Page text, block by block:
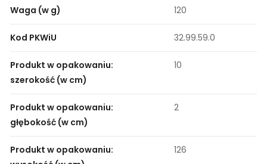
Waga (w g) 120
Kod PKWiU 32.99.59.0
Produkt w opakowaniu:
szerokość (w cm)
10
Produkt w opakowaniu:
głębokość (w cm)
2
Produkt w opakowaniu:
126